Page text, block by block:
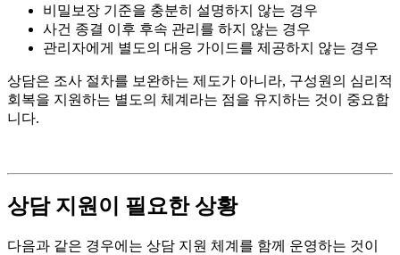
비밀보장 기준을 충분히 설명하지 않는 경우
사건 종결 이후 후속 관리를 하지 않는 경우
관리자에게 별도의 대응 가이드를 제공하지 않는 경우
상담은 조사 절차를 보완하는 제도가 아니라, 구성원의 심리적
회복을 지원하는 별도의 체계라는 점을 유지하는 것이 중요합
니다.
상담 지원이 필요한 상황
다음과 같은 경우에는 상담 지원 체계를 함께 운영하는 것이